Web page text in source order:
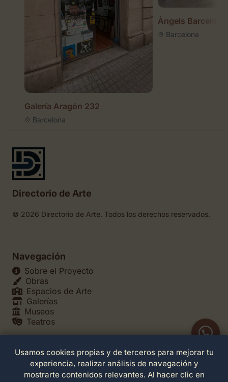
Galería Aragón 232
Barcelona
Àngels Barcelona
Barcelona
Directorio de Arte
© 2026 Directorio de Arte. Todos los derechos reservados.
Navegación
Sobre el Proyecto
Obras
Espacios de Arte
Galerías
Museos
Teatros
Legales
Política de Privacidad
Usamos cookies propias y de terceros para mejorar tu
experiencia, realizar análisis de navegación y
mostrarte contenidos relevantes. Al hacer clic en